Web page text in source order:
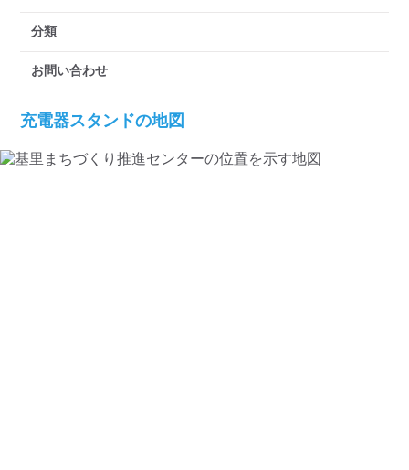
分類
お問い合わせ
充電器スタンドの地図